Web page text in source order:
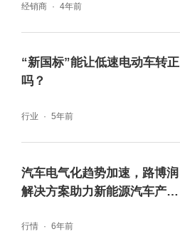
经销商 4年前
“新国标”能让低速电动车转正
吗？
行业 5年前
汽车电气化趋势加速，路博润
解决方案助力新能源汽车产业
行情 6年前